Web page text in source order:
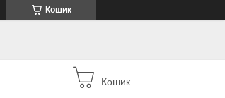
Кошик
Кошик